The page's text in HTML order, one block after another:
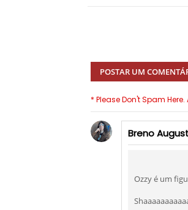
POSTAR UM
* Please Don't Spam
Breno
Ozzy é um